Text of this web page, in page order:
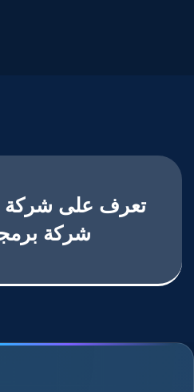
تعرف على شركة
شركة